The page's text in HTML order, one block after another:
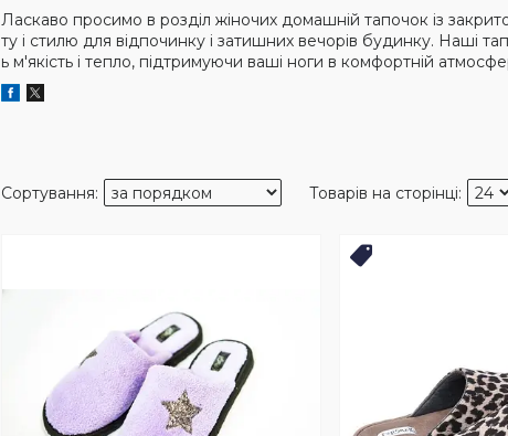
Ласкаво просимо в розділ жіночих домашній тапочок із
ту і стилю для відпочинку і затишних вечорів будинку. Наші
ь м'якість і тепло, підтримуючи ваші ноги в комфортній